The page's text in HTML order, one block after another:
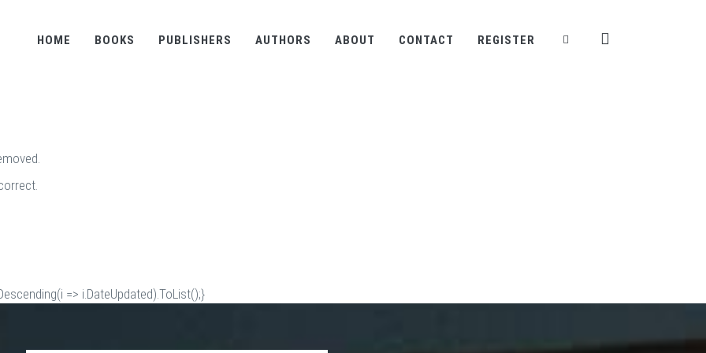
HOME BOOKS PUBLISHERS AUTHORS ABOUT CONTACT REGISTER
=> i.DateUpdated).ToList();}